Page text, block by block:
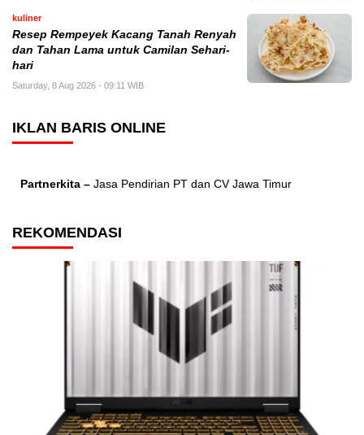
kuliner
Resep Rempeyek Kacang Tanah Renyah
dan Tahan Lama untuk Camilan Sehari-
hari
Saturday, 8 Aug 2026 - 09:11 WIB
IKLAN BARIS ONLINE
Partnerkita – Jasa Pendirian PT dan CV Jawa Timur
REKOMENDASI